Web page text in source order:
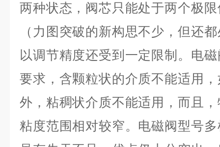
两种状态，阀芯只能处于两个极
（力图突破的新构思不少，但还
以调节精度还受到一定限制。电
要求，含颗粒状的介质不能适用
外，粘稠状介质不能适用，而且
粘度范围相对较窄。电磁阀型号